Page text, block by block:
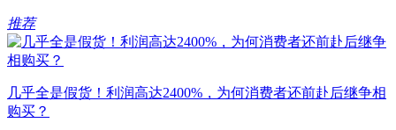
推荐
几乎全是假货！利润高达2400%，为何消费者还前赴后继争相
购买？